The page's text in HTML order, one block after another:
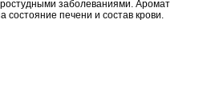
заболеваниями. Аромат
печени и состав крови.